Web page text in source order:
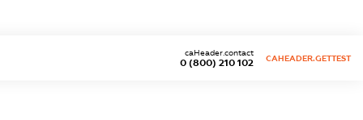
0 (800) 210 102
caHeader.contact
CAHEADER.GETTEST